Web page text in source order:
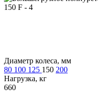
Диаметр колеса, мм
80 100 125 150 200
Нагрузка, кг
660